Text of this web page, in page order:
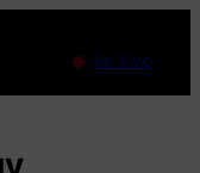
Ao Vivo